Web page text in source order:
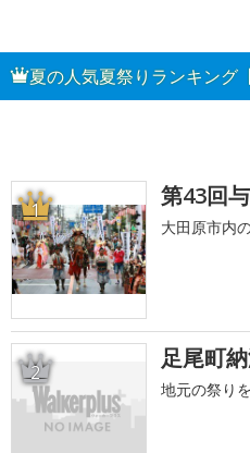
夏の人気夏祭りランキング
1 第43回
大田原市内
2 足尾町
地元の祭り